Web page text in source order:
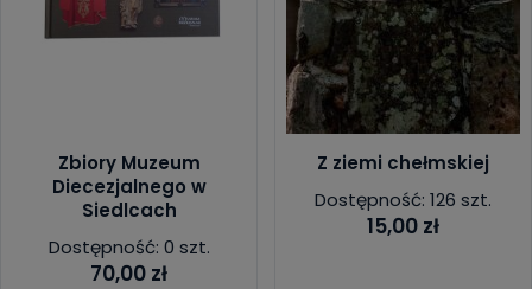
Zbiory Muzeum
Diecezjalnego w
Siedlcach
Dostępność: 0 szt.
70,00 zł
Z ziemi chełmskiej
Dostępność: 126 szt.
15,00 zł